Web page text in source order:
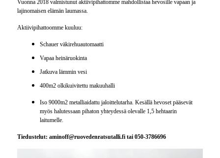
Vuonna 2018 valmistunut aktiivipihattomme mahdollistaa hevosille vapaan ja
lajinomaisen elämän laumassa.
Aktiivipihattoomme kuuluu:
Schauer väkirehuautomaatti
Vapaa heinäruokinta
Jatkuva lämmin vesi
400m2 olkikuivitettu makuuhalli
Iso 9000m2 metalliaidattu jaloittelutarha. Kesällä hevoset pääsevät
myös halutessaan pihaton yhteydessä olevalle 1,5 hehtaarin
laitumelle.
Tiedustelut: aminoff@ruovedenratsutalli.fi tai 050-3786696